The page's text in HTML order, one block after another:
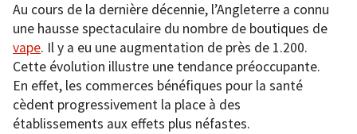
Au cours de la dernière décennie, l’Angleterre a connu
une hausse spectaculaire du nombre de boutiques de
vape. Il y a eu une augmentation de près de 1.200.
Cette évolution illustre une tendance préoccupante.
En effet, les commerces bénéfiques pour la santé
cèdent progressivement la place à des
établissements aux effets plus néfastes.